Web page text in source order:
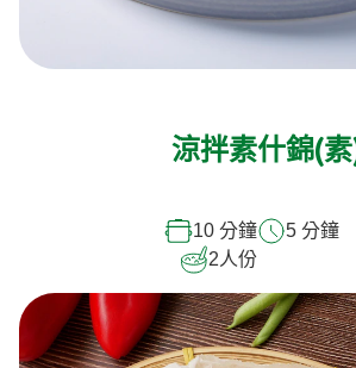
涼拌素什錦(
10 分鐘
5 分鐘
2人份